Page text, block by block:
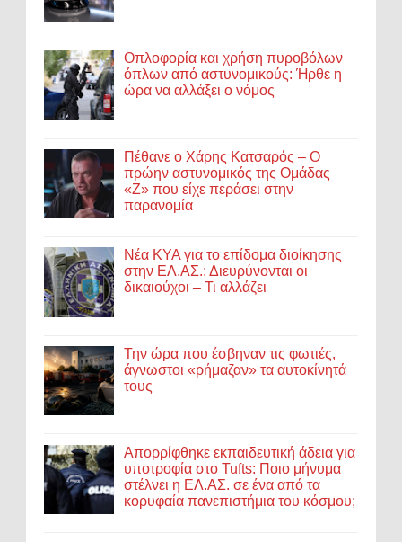
Οπλοφορία και χρήση πυροβόλων
όπλων από αστυνομικούς: Ήρθε η
ώρα να αλλάξει ο νόμος
Πέθανε ο Χάρης Κατσαρός – Ο
πρώην αστυνομικός της Ομάδας
«Ζ» που είχε περάσει στην
παρανομία
Νέα ΚΥΑ για το επίδομα διοίκησης
στην ΕΛ.ΑΣ.: Διευρύνονται οι
δικαιούχοι – Τι αλλάζει
Την ώρα που έσβηναν τις φωτιές,
άγνωστοι «ρήμαζαν» τα αυτοκίνητά
τους
Απορρίφθηκε εκπαιδευτική άδεια για
υποτροφία στο Tufts: Ποιο μήνυμα
στέλνει η ΕΛ.ΑΣ. σε ένα από τα
κορυφαία πανεπιστήμια του κόσμου;